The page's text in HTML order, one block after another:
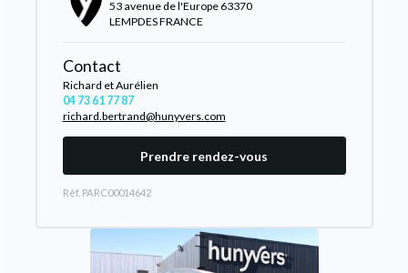
53 avenue de l'Europe 63370
LEMPDES FRANCE
Contact
Richard et Aurélien
04 73 61 77 87
richard.bertrand@hunyvers.com
Prendre rendez-vous
Rèf. PARC00014642